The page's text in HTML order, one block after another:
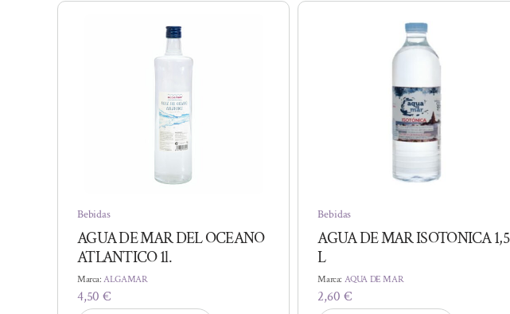
Bebidas
AGUA DE MAR DEL OCEANO
ATLANTICO 1l.
Marca:ALGAMAR
4,50€
Bebidas
AGUA DE MAR ISOTONICA 1,5
L
Marca: AQUA DE MAR
2,60 €